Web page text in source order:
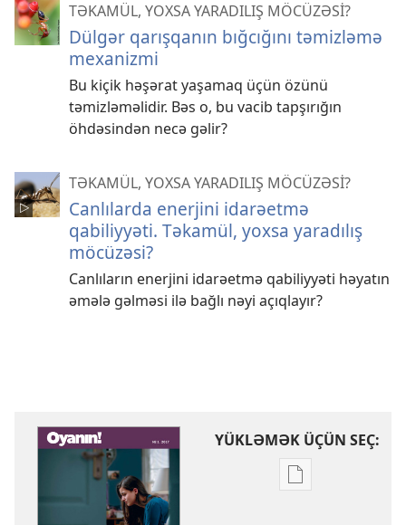
TƏKAMÜL, YOXSA YARADILIŞ MÖCÜZƏSİ?
Dülgər qarışqanın bığcığını təmizləmə
mexanizmi
Bu kiçik həşərat yaşamaq üçün özünü
təmizləməlidir. Bəs o, bu vacib tapşırığın
öhdəsindən necə gəlir?
TƏKAMÜL, YOXSA YARADILIŞ MÖCÜZƏSİ?
Canlılarda enerjini idarəetmə
qabiliyyəti. Təkamül, yoxsa yaradılış
möcüzəsi?
Canlıların enerjini idarəetmə qabiliyyəti həyatın
əmələ gəlməsi ilə bağlı nəyi açıqlayır?
YÜKLƏMƏK ÜÇÜN SEÇ:
Nəşrləri